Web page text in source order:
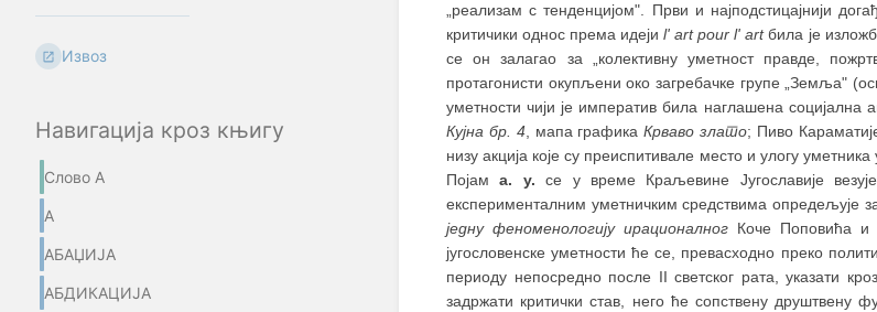
Извоз
Навигација кроз књигу
Слово А
А
АБАЏИЈA
АБДИКАЦИЈА
„реализам с тенденцијом". Први и најподстицајнији
критичики однос према идејиl' art pour l' artбила је
се он залагао за „колективну уметност правде,
протагонисти окупљени око загребачке групе „Земља"
уметности чији је императив била наглашена
Кујна бр. 4, мапа графикаКрваво злато; Пиво
низу акција које су преиспитивале место и улогу
Појама. у. се у време Краљевине Југославије
експерименталним уметничким средствима опредељује
једну феноменологију ирационалног Коче Поповића и
југословенске уметности ће се, превасходно преко
периоду непосредно после II светског рата, указати
задржати критички став, него ће сопствену друштвену